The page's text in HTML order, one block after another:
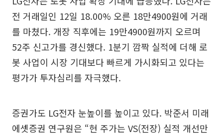
전 거래일인 12일 18.00% 오른 18만4900원에 거래
를 마쳤다. 개장 직후에는 19만4900원까지 오르며
52주 신고가를 경신했다. 1분기 깜짝 실적에 더해 로
봇 사업이 시장 기대보다 빠르게 가시화되고 있다는
평가가 투자심리를 자극했다.
증권가도 LG전자 눈높이를 높이고 있다. 박준서 미래
에셋증권 연구원은 “현 주가는 VS(전장) 실적 개선만